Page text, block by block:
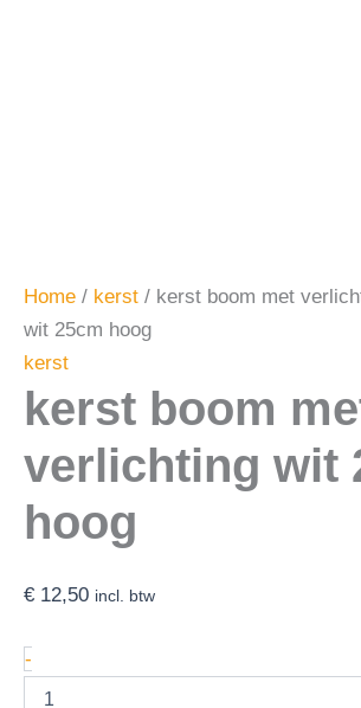
Home / kerst / kerst boom met
wit 25cm hoog
kerst
kerst boom
verlichting wit
hoog
€ 12,50 incl. btw
-